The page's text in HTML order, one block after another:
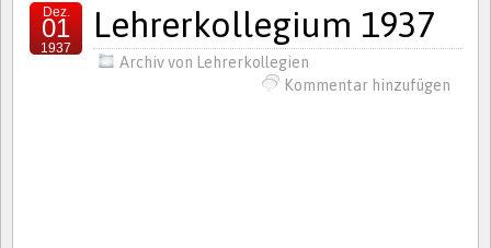
Lehrerkollegium 1937
Archiv von Lehrerkollegien
Kommentar hinzufügen
Dez.
01
1937